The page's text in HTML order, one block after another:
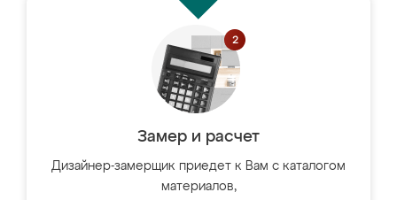
Замер и расчет
Дизайнер-замерщик приедет к Вам с каталогом
материалов,